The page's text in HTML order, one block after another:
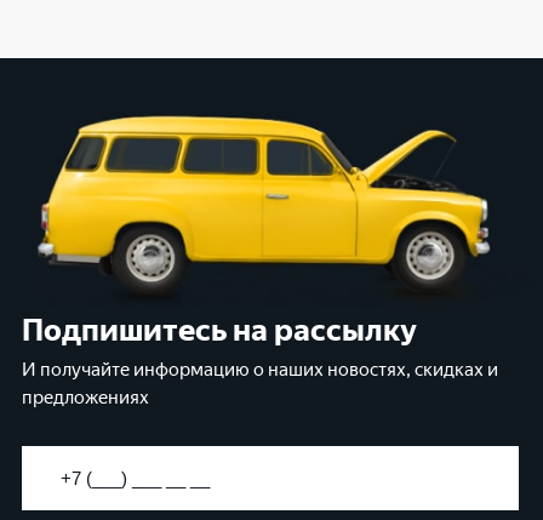
Подпишитесь на рассылку
И получайте информацию о наших новостях, скидках и
предложениях